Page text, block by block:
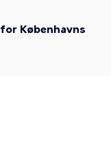
Københavns